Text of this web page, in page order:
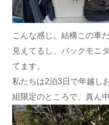
こんな感じ。結構この車
見えてるし、バックモニ
てます。
私たちは2泊3日で年越し
組限定のところで、真ん